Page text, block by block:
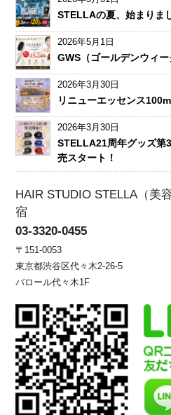
STELLAの夏、始まりま
2026年5月1日
GWS（ゴールデンウィ
2026年3月30日
リニューエッセンス
2026年3月30日
STELLA21周年グッズ第
売スタート！
HAIR STUDIO STELLA（美
宿
03-3320-0455
〒151-0053
東京都渋谷区代々木2-26-5
バロール代々木1F